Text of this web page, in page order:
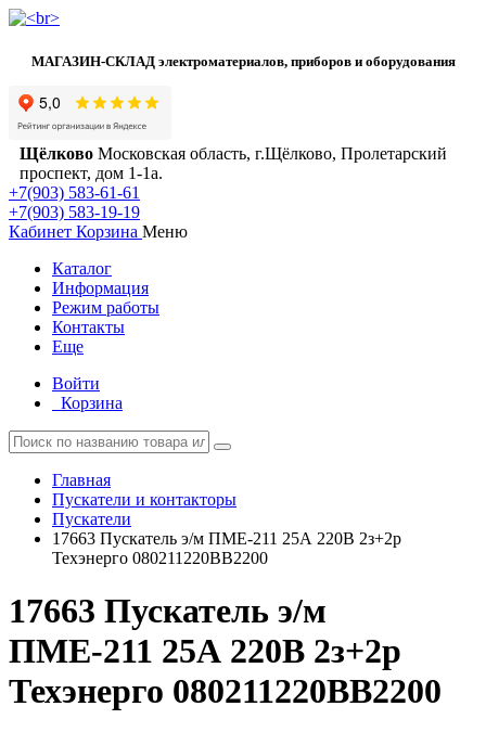
МАГАЗИН-СКЛАД электроматериалов, приборов и оборудования
Щёлково Московская область, г.Щёлково, Пролетарский
проспект, дом 1‑1а.
+7(903) 583-61-61
+7(903) 583-19-19
Кабинет Корзина Меню
Каталог
Информация
Режим работы
Контакты
Еще
Войти
Корзина
Главная
Пускатели и контакторы
Пускатели
17663 Пускатель э/м ПМЕ-211 25А 220В 2з+2р
Техэнерго 080211220ВВ2200
17663 Пускатель э/м
ПМЕ-211 25А 220В 2з+2р
Техэнерго 080211220ВВ2200